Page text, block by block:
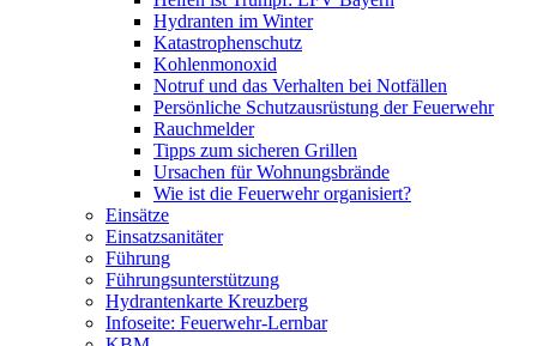
Hydranten im Winter
Katastrophenschutz
Kohlenmonoxid
Notruf und das Verhalten bei Notfällen
Persönliche Schutzausrüstung der Feuerwehr
Rauchmelder
Tipps zum sicheren Grillen
Ursachen für Wohnungsbrände
Wie ist die Feuerwehr organisiert?
Einsätze
Einsatzsanitäter
Führung
Führungsunterstützung
Hydrantenkarte Kreuzberg
Infoseite: Feuerwehr-Lernbar